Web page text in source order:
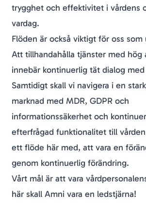
trygghet och effektivitet i vårdens
vardag.
Flöden är också viktigt för oss
Att tillhandahålla tjänster med hög
innebär kontinuerlig tät dialog
Samtidigt skall vi navigera i en
marknad med MDR, GDPR och
informationssäkerhet och
efterfrågad funktionalitet till
ett flöde här med, att vara en
genom kontinuerlig förändring.
Vårt mål är att vara
här skall Amni vara en ledstjärna!